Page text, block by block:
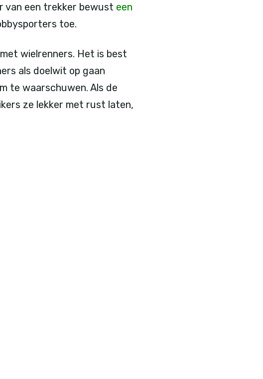
van een trekker bewust een
toe.
wielrenners. Het is best
als doelwit op gaan
te waarschuwen. Als de
ze lekker met rust laten,